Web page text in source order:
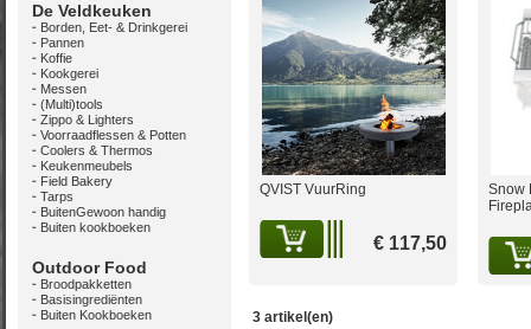
De Veldkeuken
Borden, Eet- & Drinkgerei
Pannen
Koffie
Kookgerei
Messen
(Multi)tools
Zippo & Lighters
Voorraadflessen & Potten
Coolers & Thermos
Keukenmeubels
Field Bakery
Tarps
BuitenGewoon handig
Buiten kookboeken
Outdoor Food
Broodpakketten
Basisingrediënten
Buiten Kookboeken
QVIST VuurRing
€ 117,50
Snow
3 artikel(en)